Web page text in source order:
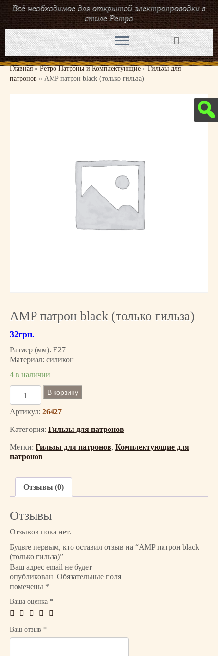
Перейти
к
содержимому
Всё необходимое для открытой электропроводки в
стиле Ретро
Главная » Ретро Патроны и Комплектующие » Гильзы для
патронов » AMP патрон black (только гильза)
AMP патрон black (только гильза)
32грн.
Размер (мм): E27
Материал: силикон
4 в наличии
л
ч
е
с
т
в
а
а
A
а
т
р
о
В корзину
Артикул: 26427
Категория: Гильзы для патронов
Метки: Гильзы для патронов, Комплектующие для
патронов
Отзывы (0)
Отзывы
Отзывов пока нет.
Будьте первым, кто оставил отзыв на “AMP патрон black
(только гильза)”
Ваш адрес email не будет
опубликован. Обязательные поля
помечены *
Ваша оценка *
Ваш отзыв *